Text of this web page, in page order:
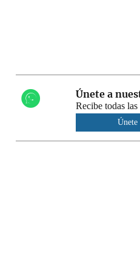
Únete a
Recibe todas
Únete